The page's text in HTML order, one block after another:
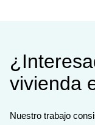
vivienda
Nuestro trabajo